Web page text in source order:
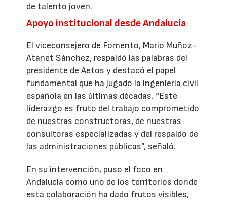
de talento joven.
Apoyo institucional desde Andalucía
El viceconsejero de Fomento, Mario Muñoz-
Atanet Sánchez, respaldó las palabras del
presidente de Aetos y destacó el papel
fundamental que ha jugado la ingeniería civil
española en las últimas décadas. “Este
liderazgo es fruto del trabajo comprometido
de nuestras constructoras, de nuestras
consultoras especializadas y del respaldo de
las administraciones públicas”, señaló.
En su intervención, puso el foco en
Andalucía como uno de los territorios donde
esta colaboración ha dado frutos visibles,